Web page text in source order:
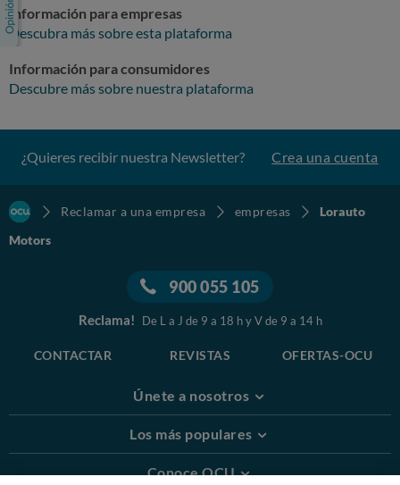
Información para empresas
Descubra más sobre esta plataforma
Información para consumidores
Descubre más sobre nuestra plataforma
¿Quieres recibir nuestra Newsletter? Crea una cuenta
Reclamar a una empresa empresas
Lorauto
Motors
900 055 105
Reclama! De L a J de 9 a 18 h y V de 9 a 14 h
CONTACTAR REVISTAS OFERTAS-OCU
Únete a nosotros
Los más populares
Conoce OCU